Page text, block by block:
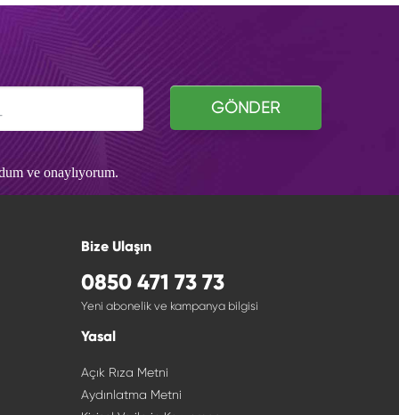
GÖNDER
ve onaylıyorum.
Bize Ulaşın
0850 471 73 73
Yeni abonelik ve kampanya bilgisi
Yasal
Açık Rıza Metni
Aydınlatma Metni